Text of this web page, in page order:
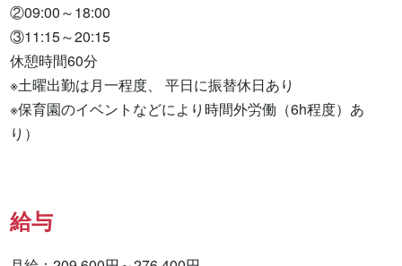
②09:00～18:00
③11:15～20:15
休憩時間60分
※土曜出勤は月一程度、 平日に振替休日あり
※保育園のイベントなどにより時間外労働（6h程度）あ
り）
給与